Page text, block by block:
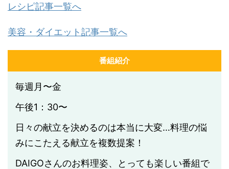
レシピ記事一覧へ
美容・ダイエット記事一覧へ
番組紹介
毎週月〜金
午後1：30〜
日々の献立を決めるのは本当に大変…料理の悩
みにこたえる献立を複数提案！
DAIGOさんのお料理姿、とっても楽しい番組で